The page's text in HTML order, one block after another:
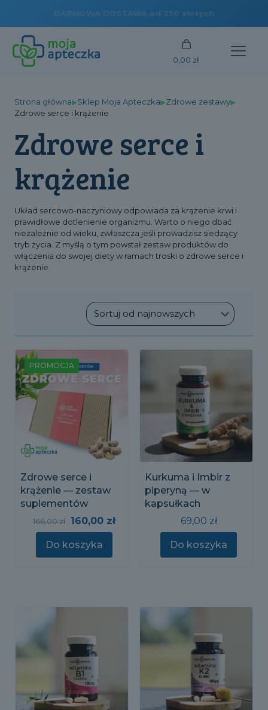
0,00 zł
Strona główna▶Sklep Moja Apteczka▶Zdrowe zestawy▶
Zdrowe serce i krążenie
Zdrowe serce i
krążenie
Układ sercowo-naczyniowy odpowiada za krążenie krwi i
prawidłowe dotlenienie organizmu. Warto o niego dbać
niezależnie od wieku, zwłaszcza jeśli prowadzisz siedzący
tryb życia. Z myślą o tym powstał zestaw produktów do
włączenia do swojej diety w ramach troski o zdrowe serce i
krążenie.
PROMOCJA
Zdrowe serce i
krążenie — zestaw
suplementów
166,00zł
Pierwotna
cena
wynosiła:
160,00 złAktualna
Do koszyka
Kurkuma i Imbir z
piperyną — w
kapsułkach
69,00 zł
Do koszyka